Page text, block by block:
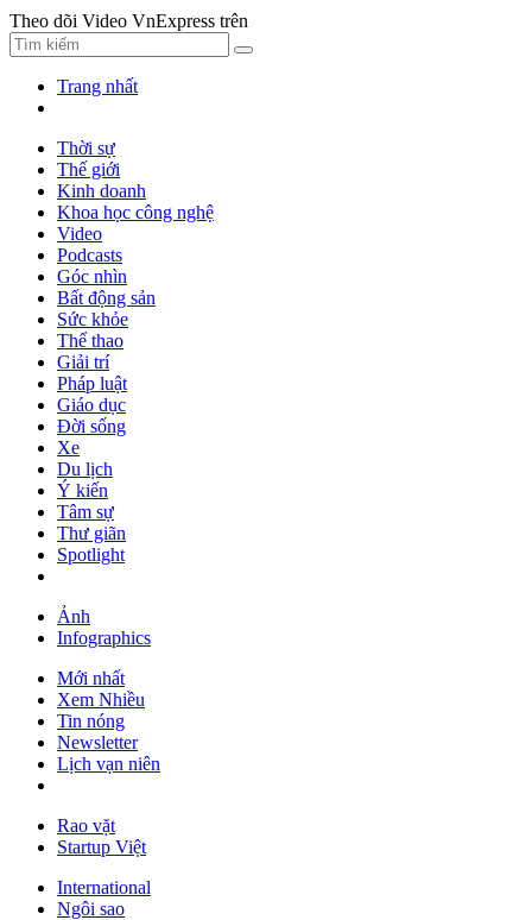
Theo dõi Video VnExpress trên
Trang nhất
Thời sự
Thế giới
Kinh doanh
Khoa học công nghệ
Video
Podcasts
Góc nhìn
Bất động sản
Sức khỏe
Thể thao
Giải trí
Pháp luật
Giáo dục
Đời sống
Xe
Du lịch
Ý kiến
Tâm sự
Thư giãn
Spotlight
Ảnh
Infographics
Mới nhất
Xem Nhiều
Tin nóng
Newsletter
Lịch vạn niên
Rao vặt
Startup Việt
International
Ngôi sao